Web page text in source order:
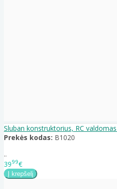
Sluban konstruktorius, RC
Prekės kodas: B1020
..
3999€